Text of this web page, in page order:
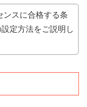
ンスに合格する条
定方法をご説明し